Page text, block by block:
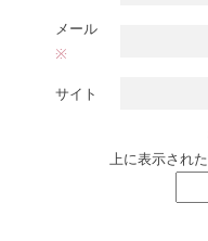
メール
※
サイト
上に表示され